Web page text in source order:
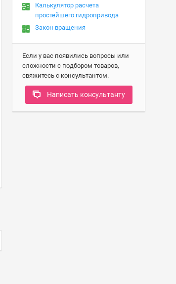
Калькулятор расчета
простейшего гидропривода
Закон вращения
Если у вас появились вопросы или
сложности с подбором товаров,
свяжитесь с консультантом.
Написать консультанту